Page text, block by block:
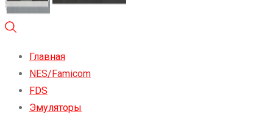
Главная
NES/Famicom
FDS
Эмуляторы